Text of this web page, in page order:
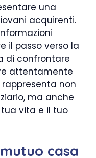
una
acquirenti.
il passo verso la
di confrontare
attentamente
non
ma anche
vita e il tuo
casa